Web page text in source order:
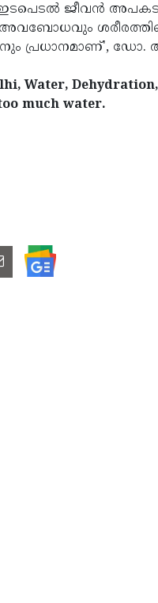
ജീവൻ
പ്രധാനമാണ്', ഡോ.
Water,
much water.